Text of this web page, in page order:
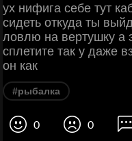
ух нифига себе тут
сидеть откуда ты
ловлю на вертушку а
сплетите так у даже
он как
#рыбалка
0 0